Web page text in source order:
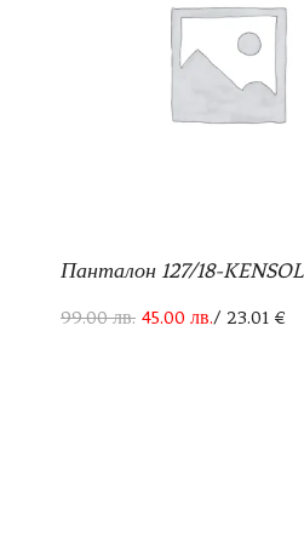
Панталон 127/18-KENSOL
99.00лв. 45.00 лв./ 23.01 €